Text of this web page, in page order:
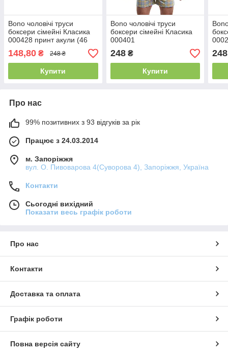
Bono чоловічі труси
боксери сімейні Класика
000428 принт акули (46
148,80 ₴ 248 ₴
Купити
Bono чоловічі труси
боксери сімейні Класика
000401
248₴
Купити
248
Про нас
99% позитивних з 93 відгуків за рік
Працює з 24.03.2014
м. Запоріжжя
вул. О. Пивоварова 4(Суворова 4), Запоріжжя, Україна
Контакти
Сьогодні вихідний
Показати весь графік роботи
Про нас
Контакти
Доставка та оплата
Графік роботи
Повна версія сайту